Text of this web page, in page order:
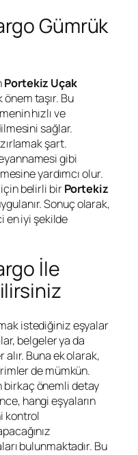
Gümrük
Portekiz Uçak
taşır. Bu
hızlı ve
sağlar.
şart.
gibi
yardımcı olur.
için belirli birPortekiz
Sonuç olarak,
en iyi şekilde
İle
istediğiniz eşyalar
belgeler ya da
Buna ek olarak,
de mümkün.
birkaç önemli detay
hangi eşyaların
kontrol
bulunmaktadır. Bu